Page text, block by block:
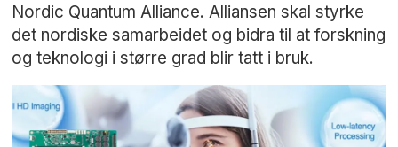
Nordic Quantum Alliance. Alliansen skal styrke
det nordiske samarbeidet og bidra til at forskning
og teknologi i større grad blir tatt i bruk.